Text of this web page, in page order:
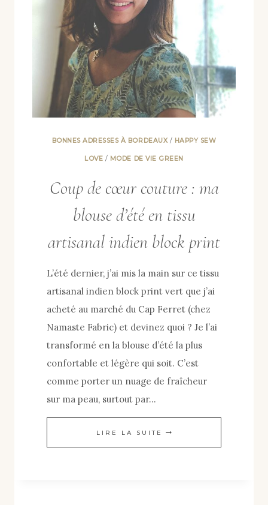
FIBREMOOD
EN
POPELINE
DE
VISCOSE
BONNES ADRESSES À BORDEAUX/ HAPPY SEW
LOVE / MODE DE VIE GREEN
Coup de cœur couture : ma
blouse d’été en tissu
artisanal indien block print
L’été dernier, j’ai mis la main sur ce tissu
artisanal indien block print vert que j’ai
acheté au marché du Cap Ferret (chez
Namaste Fabric) et devinez quoi ? Je l’ai
transformé en la blouse d’été la plus
confortable et légère qui soit. C’est
comme porter un nuage de fraîcheur
sur ma peau, surtout par…
LIRE LA SUITE COUP
DE